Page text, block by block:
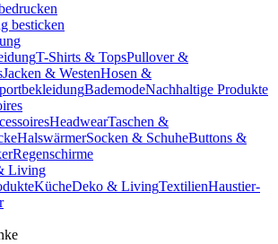
besticken
T-Shirts & TopsPullover &
Jacken & WestenHosen &
BademodeNachhaltige Produkte
HeadwearTaschen &
HalswärmerSocken & SchuheButtons &
Regenschirme
Living
KücheDeko & LivingTextilienHaustier-